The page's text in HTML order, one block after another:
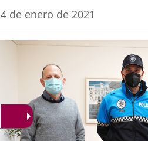
Fecha
la
noticia
4 de enero de 2021